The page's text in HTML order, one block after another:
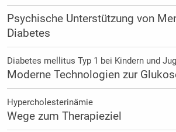
Psychische Unterstützung von
Diabetes
Diabetes mellitus Typ 1 bei Kindern und
Moderne Technologien zur
Hypercholesterinämie
Wege zum Therapieziel